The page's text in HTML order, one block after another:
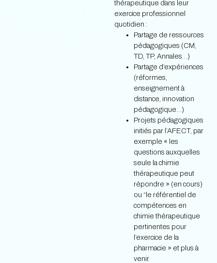
thérapeutique dans leur
exercice professionnel
quotidien :
Partage de ressources
pédagogiques (CM,
TD, TP, Annales…)
Partage d’expériences
(réformes,
enseignement à
distance, innovation
pédagogique…)
Projets pédagogiques
initiés par l’AFECT, par
exemple « les
questions auxquelles
seule la chimie
thérapeutique peut
répondre » (en cours)
ou “le référentiel de
compétences en
chimie thérapeutique
pertinentes pour
l’exercice de la
pharmacie » et plus à
venir.